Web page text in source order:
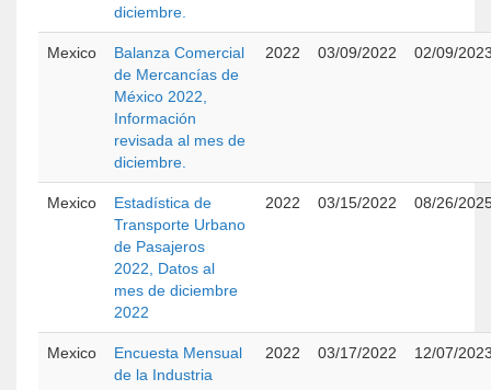
diciembre.
Mexico
Balanza Comercial
de Mercancías de
México 2022,
Información
revisada al mes de
diciembre.
2022 03/09/2022 02/09/
Mexico
Estadística de
Transporte Urbano
de Pasajeros
2022, Datos al
mes de diciembre
2022
2022 03/15/2022 08/26/
Mexico
Encuesta Mensual
de la Industria
2022 03/17/2022 12/07/